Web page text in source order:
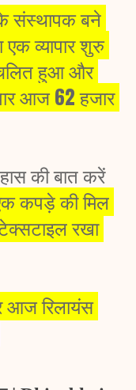
संस्थापक बने
एक व्यापार शुरु
हुआ और
आज 62 हजार
की बात करें
कपड़े की मिल
रखा
आज रिलायंस